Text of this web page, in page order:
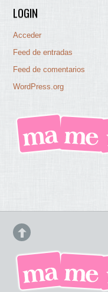
LOGIN
Acceder
Feed de entradas
Feed de comentarios
WordPress.org